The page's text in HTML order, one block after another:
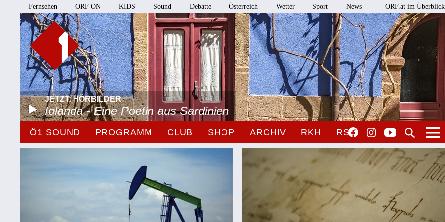
Fernsehen ORF ON KIDS Sound Debatte Österreich Wetter Sport News ORF.at im Überblick
JETZT: HÖRBILDER
Iolanda - Eine Poetin aus Sardinien
Ö1 SOUND PROGRAMM CLUB SHOP ARCHIV RKH RSO